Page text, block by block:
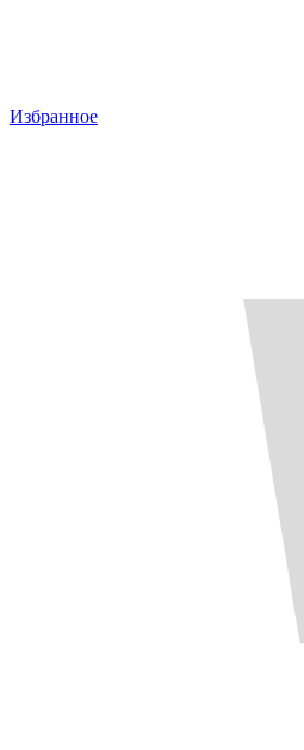
Избранное